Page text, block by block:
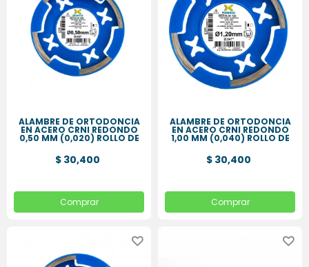
ALAMBRE DE ORTODONCIA
EN ACERO CRNI REDONDO
0,50 MM (0,020) ROLLO DE
50 GR
$ 30,400
Comprar
ALAMBRE DE ORTODONCIA
EN ACERO CRNI REDONDO
1,00 MM (0,040) ROLLO DE
50 GR
$ 30,400
Comprar